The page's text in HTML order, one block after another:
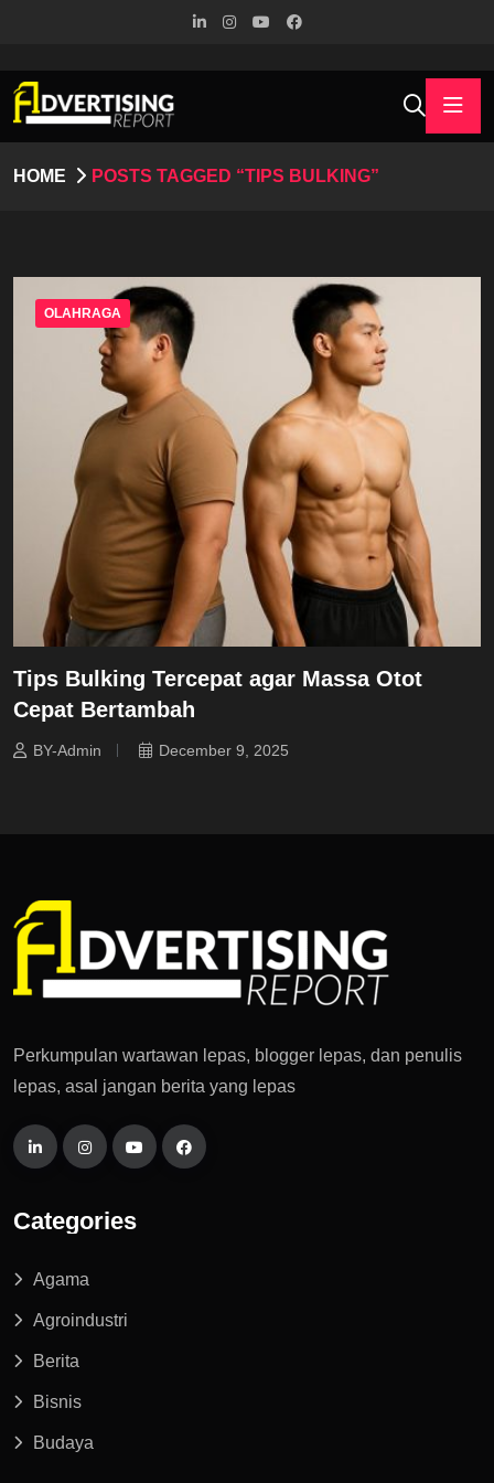
HOME POSTS TAGGED “TIPS BULKING”
OLAHRAGA
Tips Bulking Tercepat agar Massa Otot
Cepat Bertambah
BY-Admin December 9, 2025
Perkumpulan wartawan lepas, blogger lepas, dan penulis
lepas, asal jangan berita yang lepas
Categories
Agama
Agroindustri
Berita
Bisnis
Budaya